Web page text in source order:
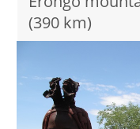
(390 km)